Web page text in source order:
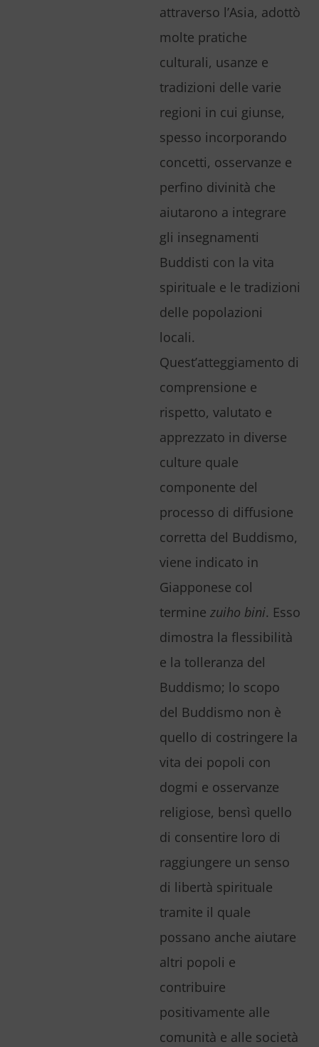
attraverso l’Asia, adottò
molte pratiche
culturali, usanze e
tradizioni delle varie
regioni in cui giunse,
spesso incorporando
concetti, osservanze e
perfino divinità che
aiutarono a integrare
gli insegnamenti
Buddisti con la vita
spirituale e le tradizioni
delle popolazioni
locali.
Quest’atteggiamento di
comprensione e
rispetto, valutato e
apprezzato in diverse
culture quale
componente del
processo di diffusione
corretta del Buddismo,
viene indicato in
Giapponese col
termine zuiho bini. Esso
dimostra la flessibilità
e la tolleranza del
Buddismo; lo scopo
del Buddismo non è
quello di costringere la
vita dei popoli con
dogmi e osservanze
religiose, bensì quello
di consentire loro di
raggiungere un senso
di libertà spirituale
tramite il quale
possano anche aiutare
altri popoli e
contribuire
positivamente alle
comunità e alle società